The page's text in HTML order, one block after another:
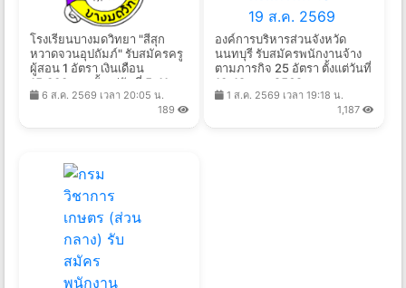
โรงเรียนบางมดวิทยา "สีสุก
หวาดจวนอุปถัมภ์" รับสมัครครู
ผู้สอน 1 อัตรา เงินเดือน
15,000บาท ตั้งแต่วันที่ 5-11
ส.ค. 2569
6 ส.ค. 2569 เวลา 20:05 น.
189
องค์การบริหารส่วนจังหวัด
นนทบุรี รับสมัครพนักงานจ้าง
ตามภารกิจ 25 อัตรา ตั้งแต่วันที่
10-19 ส.ค. 2569
1 ส.ค. 2569 เวลา 19:18 น.
1,187